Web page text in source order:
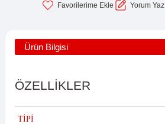
Yorum Yaz
Ürün Bilgisi
ÖZELLİKLER
TİPİ